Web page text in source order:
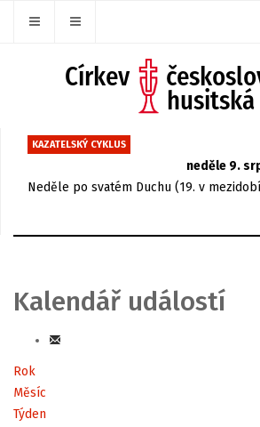
KAZATELSKÝ CYKLUS
neděle 9.
Neděle po svatém Duchu (19. v
Kalendář událostí
Rok
Měsíc
Týden